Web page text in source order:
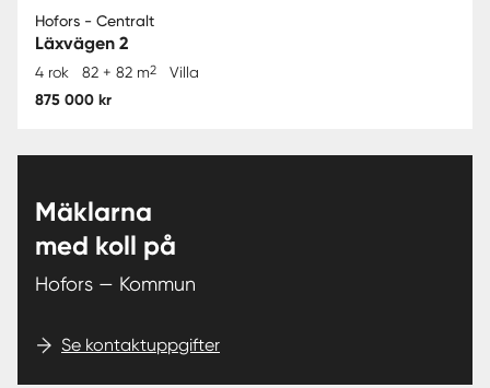
Hofors - Centralt
Läxvägen 2
4 rok 82 + 82 m2 Villa
875 000 kr
Mäklarna
med koll på
Hofors — Kommun
Se kontaktuppgifter